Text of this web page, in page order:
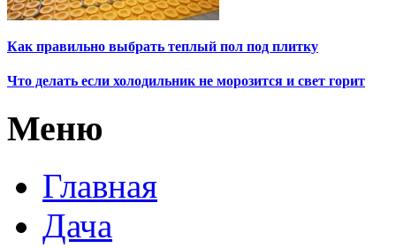
Как правильно выбрать теплый пол под плитку
Что делать если холодильник не морозится и свет горит
Меню
Главная
Дача